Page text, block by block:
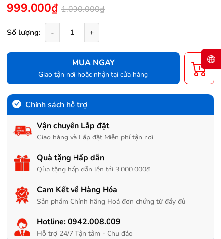
999.000₫ 1.090.000₫
Số lượng: - +
MUA NGAY
Giao tận nơi hoặc nhận tại cửa hàng
Chính sách hỗ trợ
Vận chuyển Lắp đặt
Giao hàng và Lắp đặt Miễn phí tận nơi
Quà tặng Hấp dẫn
Qùa tặng hấp dẫn lên tới 3.000.000đ
Cam Kết về Hàng Hóa
Sản phẩm Chính hãng Hoá đơn chứng từ đầy đủ
Hotline:0942.008.009
Hỗ trợ 24/7 Tận tâm - Chu đáo